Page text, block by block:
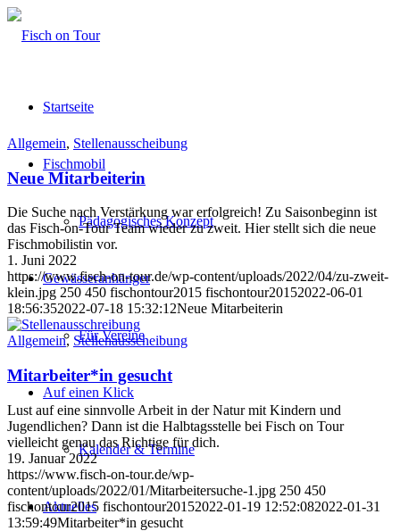
Startseite
Fischmobil
Pädagogisches Konzept
Gewässeranhänger
Für Vereine
Auf einen Klick
Kalender & Termine
Aktuelles
Allgemein, Stellenausscheibung
Neue Mitarbeiterin
Die Suche nach Verstärkung war erfolgreich! Zu Saisonbeginn ist
das Fisch-on-Tour Team wieder zu zweit. Hier stellt sich die neue
Fischmobilistin vor.
1. Juni 2022
https://www.fisch-on-tour.de/wp-content/uploads/2022/04/zu-zweit-
klein.jpg 250 450 fischontour2015 fischontour20152022-06-01
18:56:352022-07-18 15:32:12Neue Mitarbeiterin
Allgemein, Stellenausscheibung
Mitarbeiter*in gesucht
Lust auf eine sinnvolle Arbeit in der Natur mit Kindern und
Jugendlichen? Dann ist die Halbtagsstelle bei Fisch on Tour
vielleicht genau das Richtige für dich.
19. Januar 2022
https://www.fisch-on-tour.de/wp-
content/uploads/2022/01/Mitarbeitersuche-1.jpg 250 450
fischontour2015 fischontour20152022-01-19 12:52:082022-01-31
13:59:49Mitarbeiter*in gesucht